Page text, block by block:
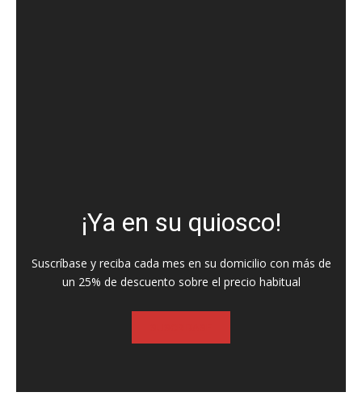
¡Ya en su quiosco!
Suscríbase y reciba cada mes en su domicilio con más de
un 25% de descuento sobre el precio habitual